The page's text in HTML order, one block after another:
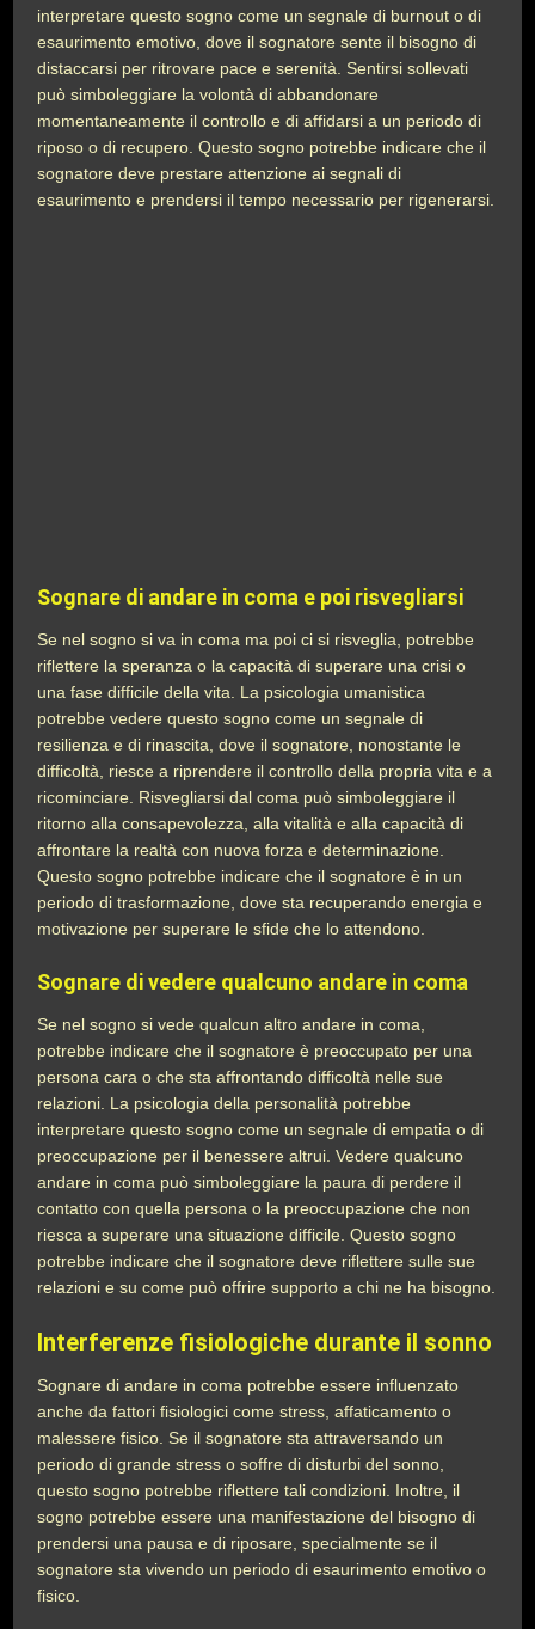
interpretare questo sogno come un segnale di burnout o di
esaurimento emotivo, dove il sognatore sente il bisogno di
distaccarsi per ritrovare pace e serenità. Sentirsi sollevati
può simboleggiare la volontà di abbandonare
momentaneamente il controllo e di affidarsi a un periodo di
riposo o di recupero. Questo sogno potrebbe indicare che il
sognatore deve prestare attenzione ai segnali di
esaurimento e prendersi il tempo necessario per rigenerarsi.
Sognare di andare in coma e poi risvegliarsi
Se nel sogno si va in coma ma poi ci si risveglia, potrebbe
riflettere la speranza o la capacità di superare una crisi o
una fase difficile della vita. La psicologia umanistica
potrebbe vedere questo sogno come un segnale di
resilienza e di rinascita, dove il sognatore, nonostante le
difficoltà, riesce a riprendere il controllo della propria vita e a
ricominciare. Risvegliarsi dal coma può simboleggiare il
ritorno alla consapevolezza, alla vitalità e alla capacità di
affrontare la realtà con nuova forza e determinazione.
Questo sogno potrebbe indicare che il sognatore è in un
periodo di trasformazione, dove sta recuperando energia e
motivazione per superare le sfide che lo attendono.
Sognare di vedere qualcuno andare in coma
Se nel sogno si vede qualcun altro andare in coma,
potrebbe indicare che il sognatore è preoccupato per una
persona cara o che sta affrontando difficoltà nelle sue
relazioni. La psicologia della personalità potrebbe
interpretare questo sogno come un segnale di empatia o di
preoccupazione per il benessere altrui. Vedere qualcuno
andare in coma può simboleggiare la paura di perdere il
contatto con quella persona o la preoccupazione che non
riesca a superare una situazione difficile. Questo sogno
potrebbe indicare che il sognatore deve riflettere sulle sue
relazioni e su come può offrire supporto a chi ne ha bisogno.
Interferenze fisiologiche durante il sonno
Sognare di andare in coma potrebbe essere influenzato
anche da fattori fisiologici come stress, affaticamento o
malessere fisico. Se il sognatore sta attraversando un
periodo di grande stress o soffre di disturbi del sonno,
questo sogno potrebbe riflettere tali condizioni. Inoltre, il
sogno potrebbe essere una manifestazione del bisogno di
prendersi una pausa e di riposare, specialmente se il
sognatore sta vivendo un periodo di esaurimento emotivo o
fisico.